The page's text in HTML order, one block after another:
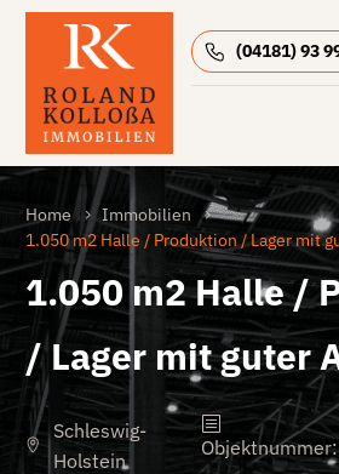
(04181) 93
Home
Immobilien
1.050 m2 Halle / Produktion / Lager mit
1.050 m2 Halle /
/ Lager mit guter
Schleswig-
Holstein
Objektnummer: